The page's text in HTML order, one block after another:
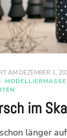
AM DEZEMBER 1,
MODELLIERMASSE
im
länger